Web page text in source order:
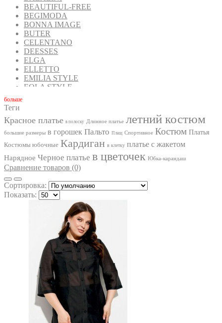
BEAUTIFUL-FREE
BEGIMODA
BONNA IMAGE
BUTER
CELENTANO
DEESSES
ELGA
ELLETTO
EMILIA STYLE
EOLA STYLE
GIZART
GOLDEN VALLEY
IVA
IVELTA PLUS
JURIMEX
LA KONA
LADIS LINE
LADY SECRET
LADY STYLE CLASSIC
LENATA
LILIANA
LINIA_L
LIONA STYLE
LISSANA
LOKKA
LOKKA
LUCKY FOX
LYUSHE
MAGIA MODY
бoльше
Теги
Красное платье в полоску Длинное платье летний костюм
большие размеры в горошек Пальто Плащ Спортивное Костюм Платья
Костюмы юбочные Кардиган в клетку платье с жакетом
Нарядное Черное платье в цветочек Юбка-карандаш
Сравнение товаров (0)
Сортировка:
Показать: